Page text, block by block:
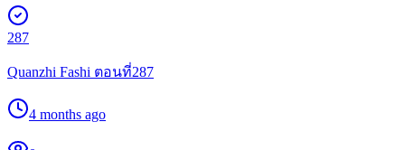
287
Quanzhi Fashi ตอนที่287
4 months ago